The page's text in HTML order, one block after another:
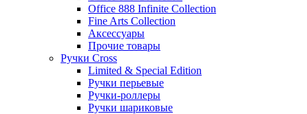
Office 888 Infinite Collection
Fine Arts Collection
Аксессуары
Прочие товары
Ручки Cross
Limited & Special Edition
Ручки перьевые
Ручки-роллеры
Ручки шариковые